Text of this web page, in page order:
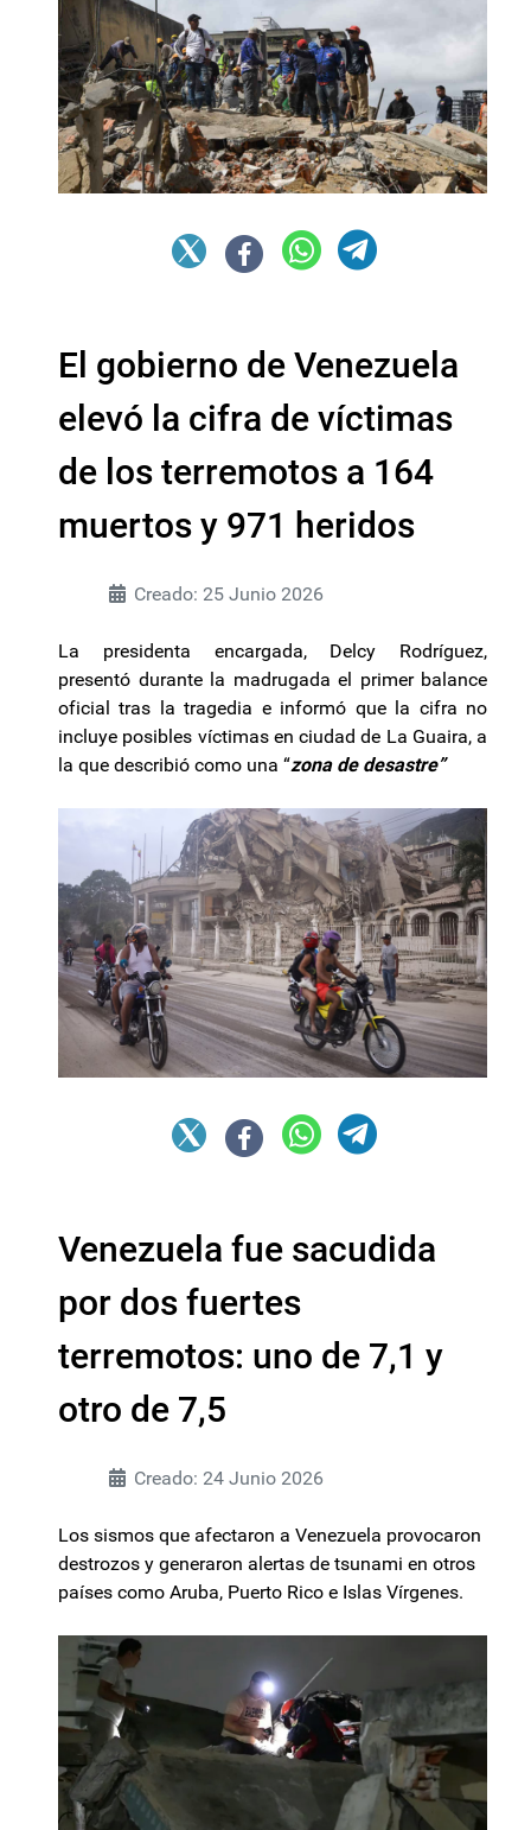
El gobierno de Venezuela
elevó la cifra de víctimas
de los terremotos a 164
muertos y 971 heridos
Creado: 25 Junio 2026
La presidenta encargada, Delcy Rodríguez,
presentó durante la madrugada el primer balance
oficial tras la tragedia e informó que la cifra no
incluye posibles víctimas en ciudad de La Guaira, a
la que describió como una “zona de desastre”
Venezuela fue sacudida
por dos fuertes
terremotos: uno de 7,1 y
otro de 7,5
Creado: 24 Junio 2026
Los sismos que afectaron a Venezuela provocaron
destrozos y generaron alertas de tsunami en otros
países como Aruba, Puerto Rico e Islas Vírgenes.